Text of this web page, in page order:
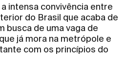
intensa convivência entre
do Brasil que acaba de
busca de uma vaga de
já mora na metrópole e
com os princípios do